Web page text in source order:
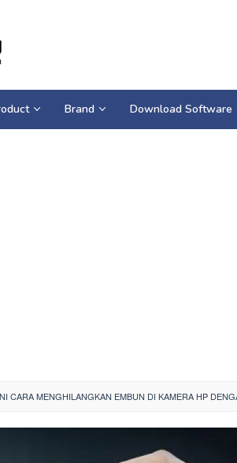
Brand Download Software
CARA MENGHILANGKAN EMBUN DI KAMERA HP